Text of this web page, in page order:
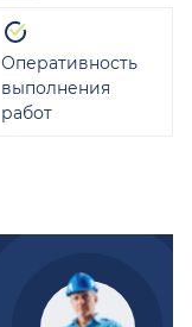
Оперативность
выполнения
работ